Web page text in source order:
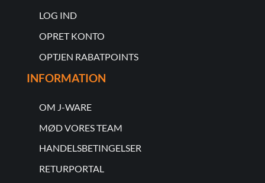
LOG IND
OPRET KONTO
OPTJEN RABATPOINTS
INFORMATION
OM J-WARE
MØD VORES TEAM
HANDELSBETINGELSER
RETURPORTAL